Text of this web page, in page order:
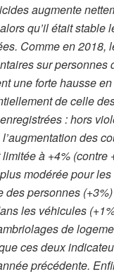
augmente
qu’il était stable
Comme en 2018,
sur personnes
une forte hausse
de celle
: hors
des
à +4% (contre
modérée pour
des personnes
les véhicules
de
ces deux
précédente.